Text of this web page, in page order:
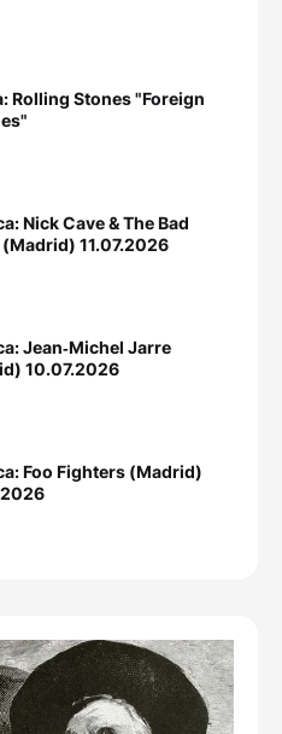
Rolling Stones "Foreign
Nick Cave & The Bad
(Madrid) 11.07.2026
Jean‐Michel Jarre
10.07.2026
Foo Fighters (Madrid)